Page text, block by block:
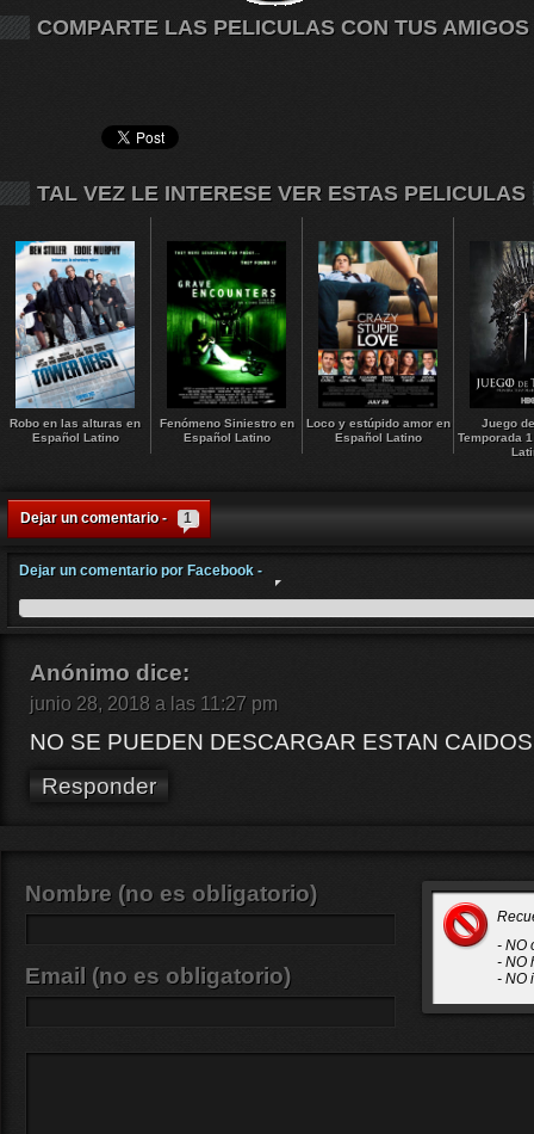
COMPARTE LAS PELICULAS CON TUS AMIGOS
TAL VEZ LE INTERESE VER ESTAS PELICULAS
Robo en las alturas en
Español Latino
Fenómeno Siniestro en
Español Latino
Loco y estúpido amor en
Español Latino
Juego
Temporada
Dejar un comentario - 1
Dejar un comentario por Facebook -
Anónimo dice:
junio 28, 2018 a las 11:27 pm
NO SE PUEDEN DESCARGAR ESTAN
Responder
- NO
- NO
- NO
Nombre (no es obligatorio)
Email (no es obligatorio)